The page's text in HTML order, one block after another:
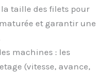
taille des filets pour
et garantir une
machines : les
(vitesse, avance,